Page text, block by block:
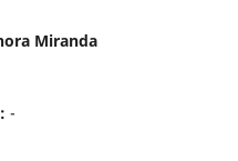
Miranda
-